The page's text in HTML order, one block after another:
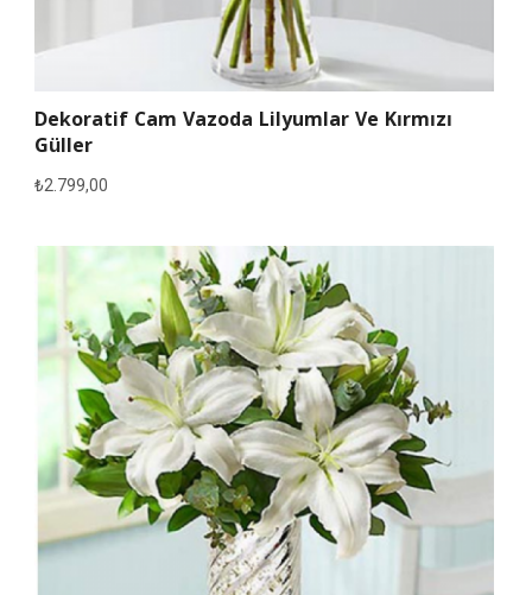
Dekoratif Cam Vazoda Lilyumlar Ve Kırmızı
Güller
₺2.799,00